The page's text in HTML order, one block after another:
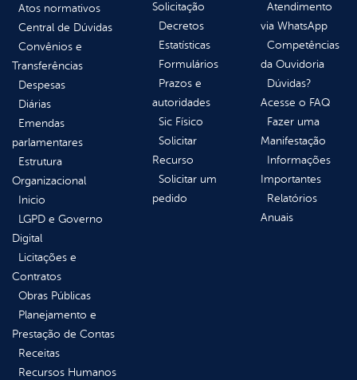
Atos normativos
Central de Dúvidas
Convênios e
Transferências
Despesas
Diárias
Emendas
parlamentares
Estrutura
Organizacional
Inicio
LGPD e Governo
Digital
Licitações e
Contratos
Obras Públicas
Planejamento e
Prestação de Contas
Receitas
Recursos Humanos
Solicitação
Decretos
Estatísticas
Formulários
Prazos e
autoridades
Sic Físico
Solicitar
Recurso
Solicitar um
pedido
Atendimento
via WhatsApp
Competências
da Ouvidoria
Dúvidas?
Acesse o FAQ
Fazer uma
Manifestação
Informações
Importantes
Relatórios
Anuais